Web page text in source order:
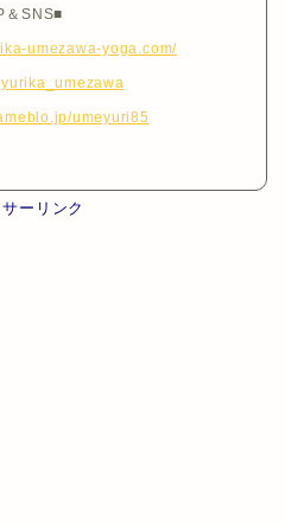
＆SNS■
umezawa-yoga.com/
yurika_umezawa
umeyuri85
ーリンク